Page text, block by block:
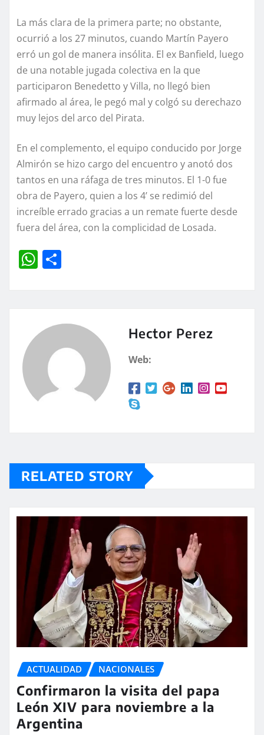
La más clara de la primera parte; no obstante,
ocurrió a los 27 minutos, cuando Martín Payero
erró un gol de manera insólita. El ex Banfield, luego
de una notable jugada colectiva en la que
participaron Benedetto y Villa, no llegó bien
afirmado al área, le pegó mal y colgó su derechazo
muy lejos del arco del Pirata.
En el complemento, el equipo conducido por Jorge
Almirón se hizo cargo del encuentro y anotó dos
tantos en una ráfaga de tres minutos. El 1-0 fue
obra de Payero, quien a los 4’ se redimió del
increíble errado gracias a un remate fuerte desde
fuera del área, con la complicidad de Losada.
W
A
p
rt
Hector Perez
Web:
RELATED STORY
ACTUALIDAD NACIONALES
Confirmaron la visita del papa
León XIV para noviembre a la
Argentina